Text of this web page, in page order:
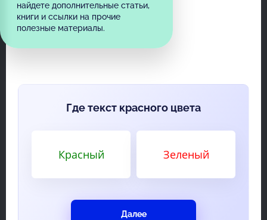
найдете дополнительные статьи,
книги и ссылки на прочие
полезные материалы.
Где текст красного цвета
Красный Зеленый
Далее